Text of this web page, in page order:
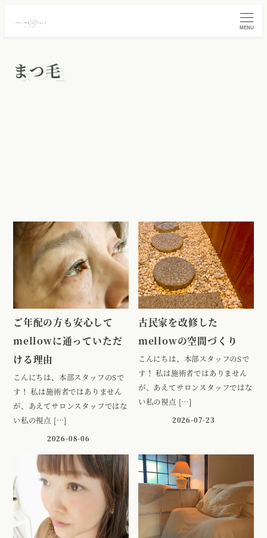
MENU
まつ毛
ご年配の方も安心して
mellowに通っていただ
ける理由
こんにちは、本部スタッフのSで
す！ 私は施術者ではありません
が、あえてサロンスタッフではな
い私の視点 […]
2026-08-06
古民家を改修した
mellowの空間づくり
こんにちは、本部スタッフのSで
す！ 私は施術者ではありません
が、あえてサロンスタッフではな
い私の視点 […]
2026-07-23